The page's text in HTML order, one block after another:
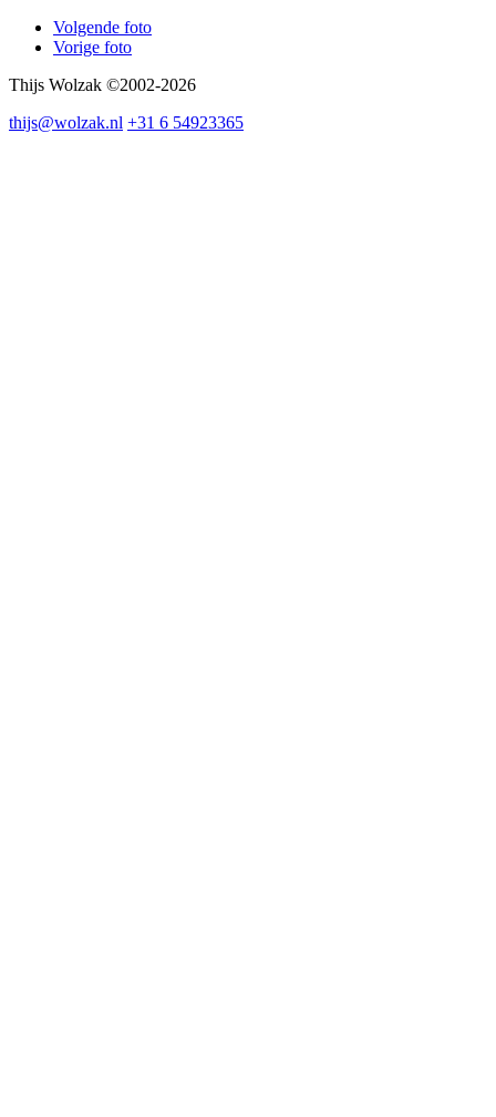
Volgende foto
Vorige foto
Thijs Wolzak ©2002-2026
thijs@wolzak.nl +31 6 54923365